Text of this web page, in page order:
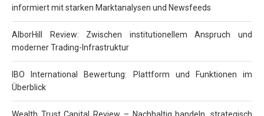
informiert mit starken Marktanalysen und Newsfeeds
AlborHill Review: Zwischen institutionellem Anspruch und
moderner Trading-Infrastruktur
IBO International Bewertung: Plattform und Funktionen im
Überblick